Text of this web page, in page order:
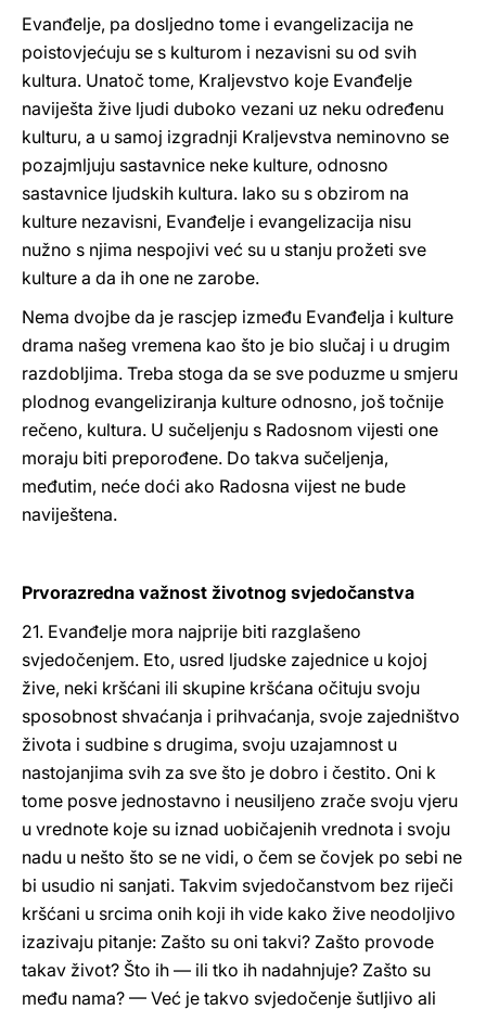
Evanđelje, pa dosljedno tome i evangelizacija ne
poistovjećuju se s kulturom i nezavisni su od svih
kultura. Unatoč tome, Kraljevstvo koje Evanđelje
naviješta žive ljudi duboko vezani uz neku određenu
kulturu, a u samoj izgradnji Kraljevstva neminovno se
pozajmljuju sastavnice neke kulture, odnosno
sastavnice ljudskih kultura. Iako su s obzirom na
kulture nezavisni, Evanđelje i evangelizacija nisu
nužno s njima nespojivi već su u stanju prožeti sve
kulture a da ih one ne zarobe.
Nema dvojbe da je rascjep između Evanđelja i kulture
drama našeg vremena kao što je bio slučaj i u drugim
razdobljima. Treba stoga da se sve poduzme u smjeru
plodnog evangeliziranja kulture odnosno, još točnije
rečeno, kultura. U sučeljenju s Radosnom vijesti one
moraju biti preporođene. Do takva sučeljenja,
međutim, neće doći ako Radosna vijest ne bude
naviještena.
Prvorazredna važnost životnog svjedočanstva
21. Evanđelje mora najprije biti razglašeno
svjedočenjem. Eto, usred ljudske zajednice u kojoj
žive, neki kršćani ili skupine kršćana očituju svoju
sposobnost shvaćanja i prihvaćanja, svoje zajedništvo
života i sudbine s drugima, svoju uzajamnost u
nastojanjima svih za sve što je dobro i čestito. Oni k
tome posve jednostavno i neusiljeno zrače svoju vjeru
u vrednote koje su iznad uobičajenih vrednota i svoju
nadu u nešto što se ne vidi, o čem se čovjek po sebi ne
bi usudio ni sanjati. Takvim svjedočanstvom bez riječi
kršćani u srcima onih koji ih vide kako žive neodoljivo
izazivaju pitanje: Zašto su oni takvi? Zašto provode
takav život? Što ih — ili tko ih nadahnjuje? Zašto su
među nama? — Već je takvo svjedočenje šutljivo ali